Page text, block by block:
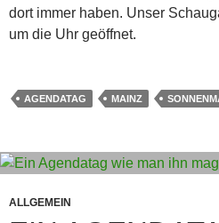
dort immer haben. Unser
um die Uhr geöffnet.
AGENDATAG MAINZ
ALLGEMEIN